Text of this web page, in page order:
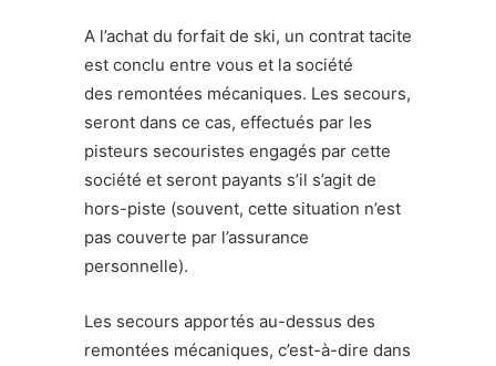
A l’achat du forfait de ski, un contrat tacite
est conclu entre vous et la société
des remontées mécaniques. Les secours,
seront dans ce cas, effectués par les
pisteurs secouristes engagés par cette
société et seront payants s’il s’agit de
hors-piste (souvent, cette situation n’est
pas couverte par l’assurance
personnelle).
Les secours apportés au-dessus des
remontées mécaniques, c’est-à-dire dans